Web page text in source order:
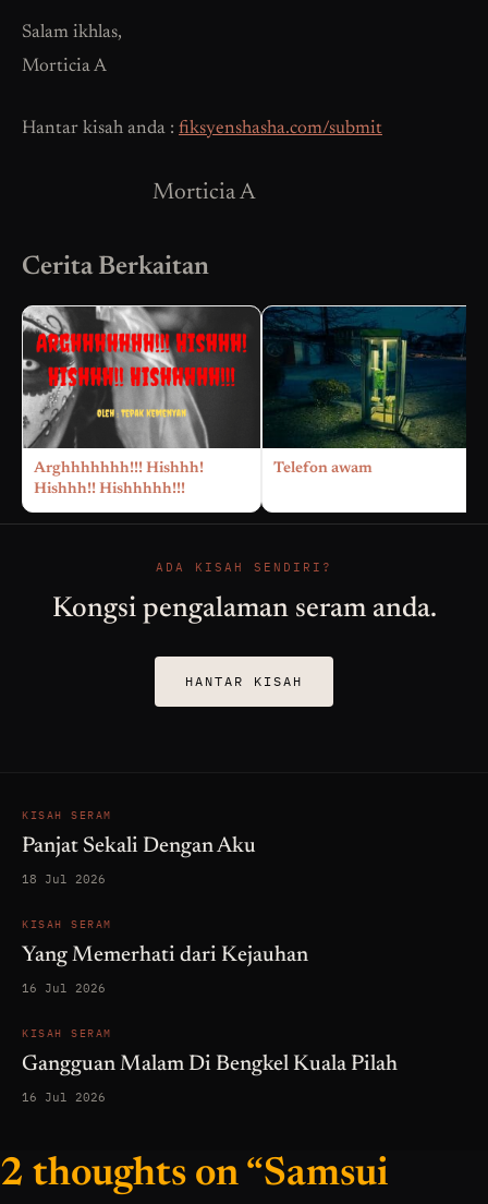
Salam ikhlas,
Morticia A
Hantar kisah anda : fiksyenshasha.com/submit
Morticia A
Cerita Berkaitan
Arghhhhhhh!!! Hishhh!
Hishhh!! Hishhhhh!!!
Telefon awam
ADA KISAH SENDIRI?
Kongsi pengalaman seram anda.
HANTAR KISAH
KISAH SERAM
Panjat Sekali Dengan Aku
18 Jul 2026
KISAH SERAM
Yang Memerhati dari Kejauhan
16 Jul 2026
KISAH SERAM
Gangguan Malam Di Bengkel Kuala Pilah
16 Jul 2026
2 thoughts on “Samsui